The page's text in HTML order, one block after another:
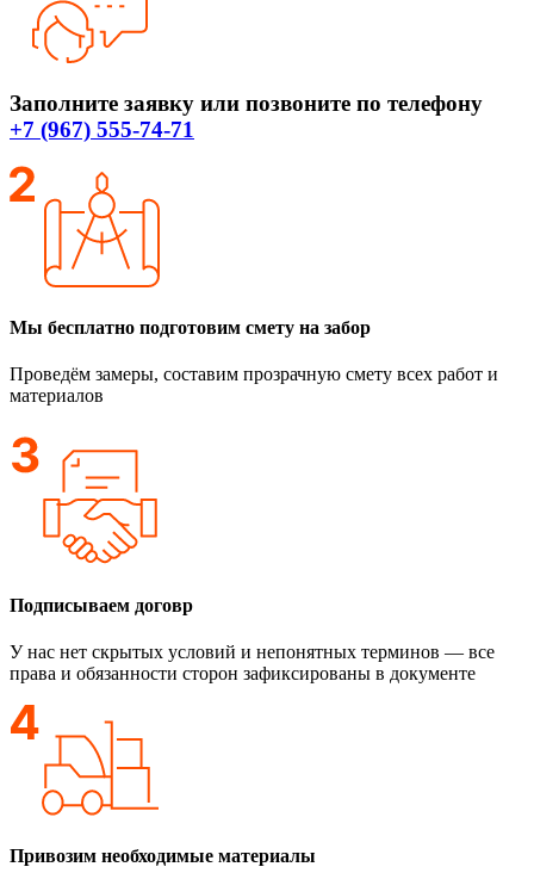
Заполните заявку или позвоните по телефону
+7 (967) 555-74-71
Мы бесплатно подготовим смету на забор
Проведём замеры, составим прозрачную смету всех работ и
материалов
Подписываем договр
У нас нет скрытых условий и непонятных терминов — все
права и обязанности сторон зафиксированы в документе
Привозим необходимые материалы